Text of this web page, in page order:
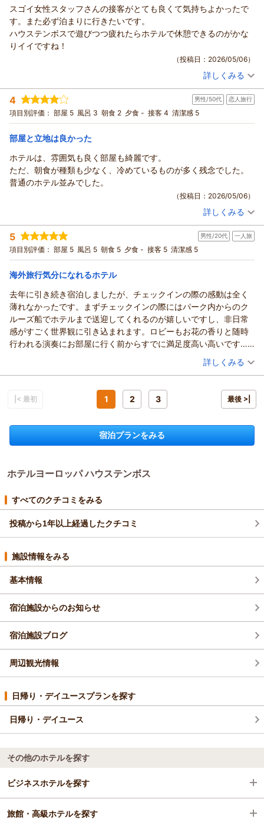
ております。
ンボス内のレストランを利用しました。閉園時間に近づくと混雑
しやすく、店舗も大体21:00頃には閉まるところが多かったので、
夕食は早めに取るのがおすすめです。
全体としては、「パークの世界観に浸り続けたい人」にはかなり
満足度の高いホテルでした。特に部屋からの景色と非日常感は、
ホテルヨーロッパ ハウステンボスからの返信
先日は、ホテルヨーロッパにご宿泊頂き、誠にありがとうござ
いました。また、ご帰宅後の貴重な時間を割いて、ご丁寧なる
ご意見、ご感想をお寄せ頂きましたこと、重ねて御礼申し上げ
ます。当ホテルでの優雅なひとときをお過ごしになり、世界
観、非日常のひとときを存分にご満喫頂けましたご様子が伺い
知れ、大変嬉しく拝読致しました。メゾネットスイート設置の
バスルームにつきましては、頂戴しましたご意見をもとに、今
後客室改修を行う際には是非とも検討させて頂きたいと存じま
す。これからも、皆様から頂戴します貴重なご意見を大切に
し、温かいホスピタリティ精神に溢れた心からのおもてなし
る所存でございます。引き続きハウステンボス、ならびにホテ
ルヨーロッパをご愛顧賜りますようお願い申し上げます。春夏
秋冬、四季折々の色鮮やかな花が咲き誇り、季節毎に異なる顔
をお見せするハウステンボスへ是非ともまた足をお運び下さい
（返信日：2026/05/16）
スゴイ女性スタッフさんの接客がとても良くて気持ちよかったで
す。また必ず泊まりに行きたいです。
ハウステンボスで遊びつつ疲れたらホテルで休憩できるのがかな
りイイですね！
（投稿日：2026/05/06）
投稿者： ジュンジさん(男性/40代)
宿泊プラン： 【ハウステンボス最上位ホテル】ホテルヨーロッパ リゾートプ
ラン（朝食付き）/2026年4月～
ツイン 朝のみ
宿泊価格帯： 30,001円以上(大人一人あたり/税込)
先日は、ホテルヨーロッパにご宿泊頂き、誠にありがとうござ
いました。また、この度はご帰宅後の貴重な時間を割いて、と
てもご丁寧なるご意見、ご感想をお寄せ頂きましたこと、重ね
当ホテルでのご滞在にあたり、私共女性スタッフの対応に、お
褒めの言葉を頂戴することができ、大変嬉しく拝読致しまし
た。そしてまた泊まりに行きたいです。とのお言葉には、何よ
りもの励みとなっております。心より感謝申し上げます。今後
もお越し下さいました一人一人のお客様に、当ホテルでのご滞
在を良き思い出としてお持ち帰り頂けますよう、できる限りの
当ホテルへご帰館頂けます日を楽しみに心よりお待ち申し上げ
ております。今後とも末永いご愛顧を賜りますようお願い申し
上げます。ありがとうございました。
（返信日：2026/05/09）
詳しくみる
4 男性/50代 恋人旅行
項目別評価： 部屋 5 風呂 3 朝食 2 夕食 - 接客 4 清潔感 5
部屋と立地は良かった
ホテルは、雰囲気も良く部屋も綺麗です。
ただ、朝食が種類も少なく、冷めているものが多く残念でした。
普通のホテル並みでした。
（投稿日：2026/05/06）
投稿者： けんじさん(男性/50代)
宿泊プラン： 【じゃらんスペシャルウィーク】 ハウステンボスステイプラン
（朝食付き)
ツイン 朝のみ
宿泊価格帯： 30,001円以上(大人一人あたり/税込)
先般は、ホテルヨーロッパにご宿泊頂きまして、誠にありがと
うございました。また、ご帰宅頂きました後のお忙しい時間を
割いて、貴重なご意見をお寄せ頂きましたこと、重ねて御礼申
し上げます。ご指摘いただきましたご朝食につきまして、ご満
足いただけるものではなかったことにより、ご不快な思いをお
この度お寄せいただきましたご意見は、朝食内容改善に向けて
まいります。
改めまして、この度は貴重なお時間を割いてご意見をお寄せい
ただきましたこと、深く御礼申し上げますとともに、ご期待に
沿えなかったことを重ねてお詫び申し上げます。
機会がございましたら、また、当ホテルへお越し頂けますこと
すようお願い申し上げます。
詳しくみる
5 男性/20代 一人旅
項目別評価： 部屋 5 風呂 5 朝食 5 夕食 - 接客 5 清潔感 5
海外旅行気分になれるホテル
去年に引き続き宿泊しましたが、チェックインの際の感動は全く
薄れなかったです。まずチェックインの際にはパーク内からのク
ルーズ船でホテルまで送迎してくれるのが嬉しいですし、非日常
感がすごく世界観に引き込まれます。ロビーもお花の香りと随時
行われる演奏にお部屋に行く前からすでに満足度高い高いです…
今回お部屋はパークビューのお部屋にしましたが、サイトに載っ
てたイメージ画像よりも綺麗でパークに行くのも勿体ないほど素
す。アンカーズラウンジのビュッフェは種類も豊富なのはもちろ
ん、二日目のドミリアルのコースも朝からテンション上げてくれ
（投稿日：2026/05/04）
宿泊時期： 2026年05月宿泊 (一人旅)
宿泊プラン：
【ハウステンボス最上位ホテル】ホテルヨーロッパ リゾートプ
朝のみ
ホテルヨーロッパ ハウステンボスからの返信
いました。また、この度は、ご帰宅後の貴重なお時間を割いて
礼申し上げます。度重なるご宿泊を賜り、今回のご滞在も快適
にお過ごし頂けましたご様子が伺い取れ、ほっと安堵するとと
もに大変嬉しく拝読致しました。これからも、お越し下さいま
したお客様に、日頃の疲れを癒して頂けるような快適な非日常
致して参る所存でございます。今後とも引き続きのご愛顧を賜
ご帰館を心よりお待ち申し上げております。
詳しくみる
|< 最初 1 2 3 最後 >|
宿泊プランをみる
ホテルヨーロッパ ハウステンボス
すべてのクチコミをみる
投稿から1年以上経過したクチコミ
施設情報をみる
基本情報
宿泊施設からのお知らせ
宿泊施設ブログ
周辺観光情報
日帰り・デイユースプランを探す
日帰り・デイユース
その他のホテルを探す
ビジネスホテルを探す
長崎県
旅館・高級ホテルを探す